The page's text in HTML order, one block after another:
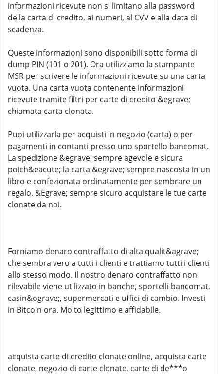
informazioni ricevute non si limitano alla password
della carta di credito, ai numeri, al CVV e alla data di
scadenza.
Queste informazioni sono disponibili sotto forma di
dump PIN (101 o 201). Ora utilizziamo la stampante
MSR per scrivere le informazioni ricevute su una carta
vuota. Una carta vuota contenente informazioni
ricevute tramite filtri per carte di credito &egrave;
chiamata carta clonata.
Puoi utilizzarla per acquisti in negozio (carta) o per
pagamenti in contanti presso uno sportello bancomat.
La spedizione &egrave; sempre agevole e sicura
poich&eacute; la carta &egrave; sempre nascosta in un
libro e confezionata ordinatamente per sembrare un
regalo. &Egrave; sempre sicuro acquistare le tue carte
clonate da noi.
Forniamo denaro contraffatto di alta qualit&agrave;
che sembra vero a tutti i clienti e trattiamo tutti i clienti
allo stesso modo. Il nostro denaro contraffatto non
rilevabile viene utilizzato in banche, sportelli bancomat,
casin&ograve;, supermercati e uffici di cambio. Investi
in Bitcoin ora. Molto legittimo e affidabile.
acquista carte di credito clonate online, acquista carte
clonate, negozio di carte clonate, carte di de***o